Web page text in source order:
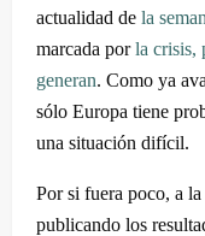
actualidad de la
marcada porla crisis,
generan. Como ya
sólo Europa tiene
una situación difícil.
Por si fuera poco, a
publicando los